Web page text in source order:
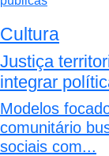
Cultura
Justiça
integrar
Modelos
comunitário
sociais com...